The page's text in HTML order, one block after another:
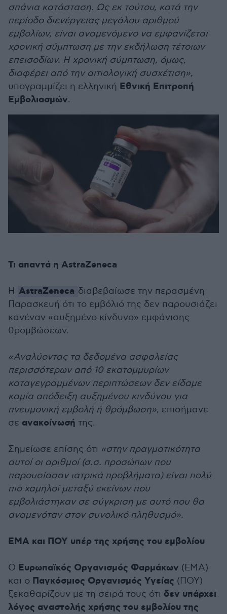
σπάνια κατάσταση. Ως εκ τούτου, κατά την
περίοδο διενέργειας μεγάλου αριθμού
εμβολίων, είναι αναμενόμενο να εμφανίζεται
χρονική σύμπτωση με την εκδήλωση τέτοιων
επεισοδίων. Η χρονική σύμπτωση, όμως,
διαφέρει από την αιτιολογική συσχέτιση»,
υπογραμμίζει η ελληνική Εθνική Επιτροπή
Εμβολιασμών.
Τι απαντά η AstraZeneca
Η AstraZeneca διαβεβαίωσε την περασμένη
Παρασκευή ότι το εμβόλιό της δεν παρουσιάζει
κανέναν «αυξημένο κίνδυνο» εμφάνισης
θρομβώσεων.
«Αναλύοντας τα δεδομένα ασφαλείας
περισσότερων από 10 εκατομμυρίων
καταγεγραμμένων περιπτώσεων δεν είδαμε
καμία απόδειξη αυξημένου κινδύνου για
πνευμονική εμβολή ή θρόμβωση», επισήμανε
σε ανακοίνωσή της.
Σημείωσε επίσης ότι «στην πραγματικότητα
αυτοί οι αριθμοί (σ.σ. προσώπων που
παρουσίασαν ιατρικά προβλήματα) είναι πολύ
πιο χαμηλοί μεταξύ εκείνων που
εμβολιάστηκαν σε σύγκριση με αυτό που θα
αναμενόταν στον συνολικό πληθυσμό».
ΕΜΑ και ΠΟΥ υπέρ της χρήσης του εμβολίου
Ο Ευρωπαϊκός Οργανισμός Φαρμάκων (ΕΜΑ)
και ο Παγκόσμιος Οργανισμός Υγείας (ΠΟΥ)
ξεκαθαρίζουν με τη σειρά τους ότι δεν υπάρχει
λόγος αναστολής χρήσης του εμβολίου της